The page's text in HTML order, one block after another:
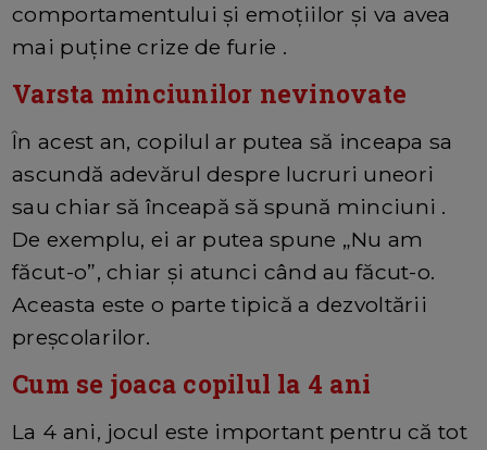
comportamentului și emoțiilor și va avea
mai puține crize de furie .
Varsta minciunilor nevinovate
În acest an, copilul ar putea să inceapa sa
ascundă adevărul despre lucruri uneori
sau chiar să înceapă să spună minciuni .
De exemplu, ei ar putea spune „Nu am
făcut-o”, chiar și atunci când au făcut-o.
Aceasta este o parte tipică a dezvoltării
preșcolarilor.
Cum se joaca copilul la 4 ani
La 4 ani, jocul este important pentru că tot